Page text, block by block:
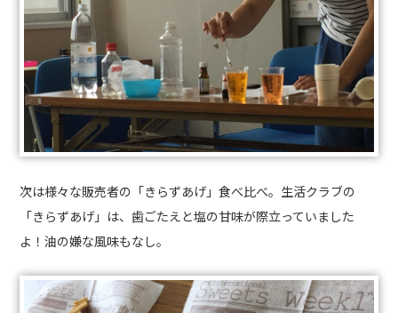
次は様々な販売者の「きらずあげ」食べ比べ。生活クラブの
「きらずあげ」は、歯ごたえと塩の甘味が際立っていました
よ！油の嫌な風味もなし。